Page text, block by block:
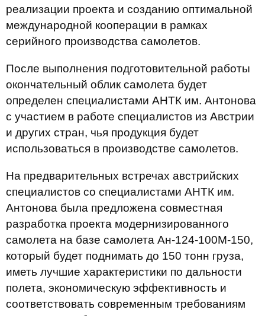
реализации проекта и созданию оптимальной
международной кооперации в рамках
серийного производства самолетов.
После выполнения подготовительной работы
окончательный облик самолета будет
определен специалистами АНТК им. Антонова
с участием в работе специалистов из Австрии
и других стран, чья продукция будет
использоваться в производстве самолетов.
На предварительных встречах австрийских
специалистов со специалистами АНТК им.
Антонова была предложена совместная
разработка проекта модернизированного
самолета на базе самолета Ан-124-100М-150,
который будет поднимать до 150 тонн груза,
иметь лучшие характеристики по дальности
полета, экономическую эффективность и
соответствовать современным требованиям